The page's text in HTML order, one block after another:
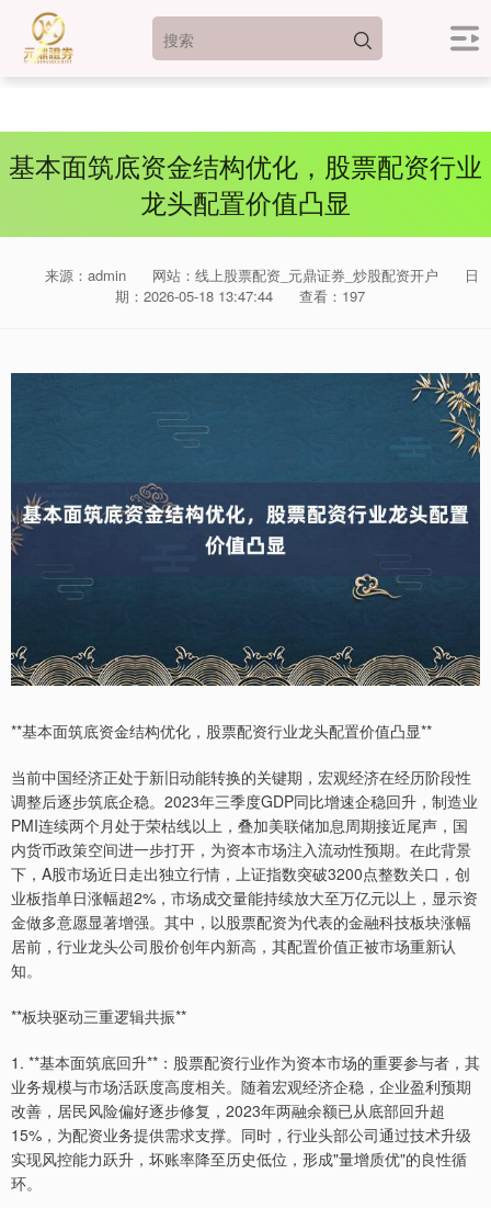
基本面筑底资金结构优化，股票配资行业
龙头配置价值凸显
来源：admin 网站：线上股票配资_元鼎证券_炒股配资开户
日
期：2026-05-18 13:47:44
查看：197
**基本面筑底资金结构优化，股票配资行业龙头配置价值凸显**
当前中国经济正处于新旧动能转换的关键期，宏观经济在经历阶段性
调整后逐步筑底企稳。2023年三季度GDP同比增速企稳回升，制造业
PMI连续两个月处于荣枯线以上，叠加美联储加息周期接近尾声，国
内货币政策空间进一步打开，为资本市场注入流动性预期。在此背景
下，A股市场近日走出独立行情，上证指数突破3200点整数关口，创
业板指单日涨幅超2%，市场成交量能持续放大至万亿元以上，显示资
金做多意愿显著增强。其中，以股票配资为代表的金融科技板块涨幅
居前，行业龙头公司股价创年内新高，其配置价值正被市场重新认
知。
**板块驱动三重逻辑共振**
1. **基本面筑底回升**：股票配资行业作为资本市场的重要参与者，其
业务规模与市场活跃度高度相关。随着宏观经济企稳，企业盈利预期
改善，居民风险偏好逐步修复，2023年两融余额已从底部回升超
15%，为配资业务提供需求支撑。同时，行业头部公司通过技术升级
实现风控能力跃升，坏账率降至历史低位，形成"量增质优"的良性循
环。